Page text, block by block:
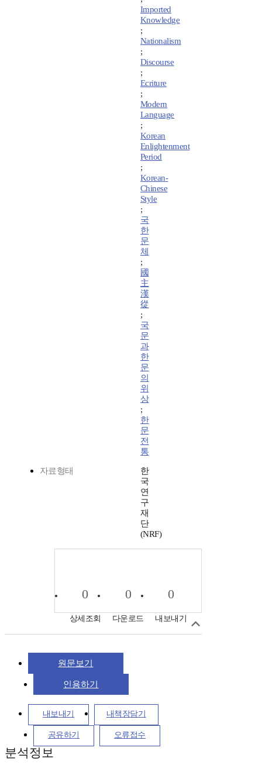
Imported
Knowledge
;
Nationalism
;
Discourse
;
Ecriture
;
Modern
Language
;
Korean
Enlightenment
Period
;
Korean-
Chinese
Style
;
국
한
문
체
;
國
主
漢
從
;
국
문
과
한
문
의
위
상
;
한
문
전
통
자료형태
한
국
연
구
재
단
(NRF)
0
상세조회
0
다운로드
0
내보내기
원문보기
인용하기
내보내기 내책장담기
공유하기 오류접수
분석정보